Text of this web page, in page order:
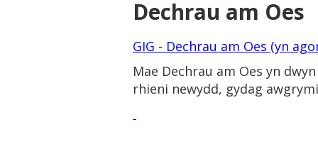
Dechrau am Oes
GIG - Dechrau am Oes (yn
Mae Dechrau am Oes yn
rhieni newydd, gydag